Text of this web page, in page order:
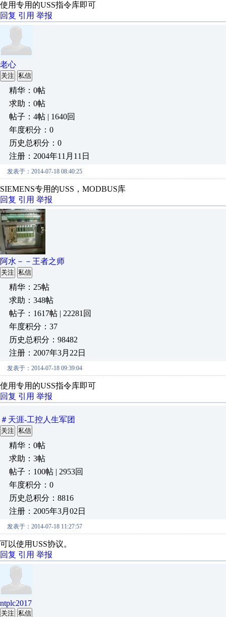
使用专用的USS指令库即可
回复 引用 举报
老心
关注 私信
精华：0帖
求助：0帖
帖子：4帖 | 1640回
年度积分：0
历史总积分：0
注册：2004年11月11日
发表于：2014-07-18 08:40:25
SIEMENS专用的USS，MODBUS库
回复 引用 举报
阿水－－王者之师
关注 私信
精华：25帖
求助：348帖
帖子：1617帖 | 22281回
年度积分：37
历史总积分：98482
注册：2007年3月22日
发表于：2014-07-18 09:39:04
使用专用的USS指令库即可
回复 引用 举报
＃天涯-工控人生军团
关注 私信
精华：0帖
求助：3帖
帖子：100帖 | 2953回
年度积分：0
历史总积分：8816
注册：2005年3月02日
发表于：2014-07-18 11:27:57
可以使用USS协议。
回复 引用 举报
ntplc2017
关注 私信